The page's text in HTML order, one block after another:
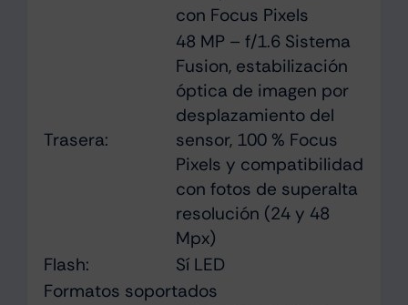
con Focus Pixels
Trasera:
48 MP – f/1.6 Sistema
Fusion, estabili­zación
óptica de imagen por
desplazamiento del
sensor, 100 % Focus
Pixels y compati­bilidad
con fotos de superalta
resolución (24 y 48
Mpx)
Flash:
Sí LED
Formatos soportados